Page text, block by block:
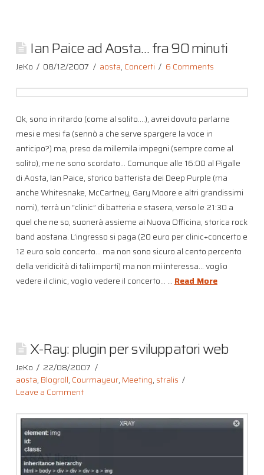
Ian Paice ad Aosta… fra 90 minuti
JeKo 08/12/2007 aosta, Concerti 6 Comments
Ok, sono in ritardo (come al solito….), avrei dovuto parlarne
mesi e mesi fa (sennò a che serve spargere la voce in
anticipo?) ma, preso da millemila impegni (sempre come al
solito), me ne sono scordato… Comunque alle 16:00 al Pigalle
di Aosta, Ian Paice, storico batterista dei Deep Purple (ma
anche Whitesnake, McCartney, Gary Moore e altri grandissimi
nomi), terrà un “clinic” di batteria e stasera, verso le 21:30 a
quel che ne so, suonerà assieme ai Nuova Officina, storica rock
band aostana. L’ingresso si paga (20 euro per clinic+concerto e
12 euro solo concerto… ma non sono sicuro al cento percento
della veridicità di tali importi) ma non mi interessa… voglio
vedere il clinic, voglio vedere il concerto… … Read More
X-Ray: plugin per sviluppatori web
JeKo
22/08/2007
aosta, Blogroll, Courmayeur, Meeting, stralis
Leave a Comment